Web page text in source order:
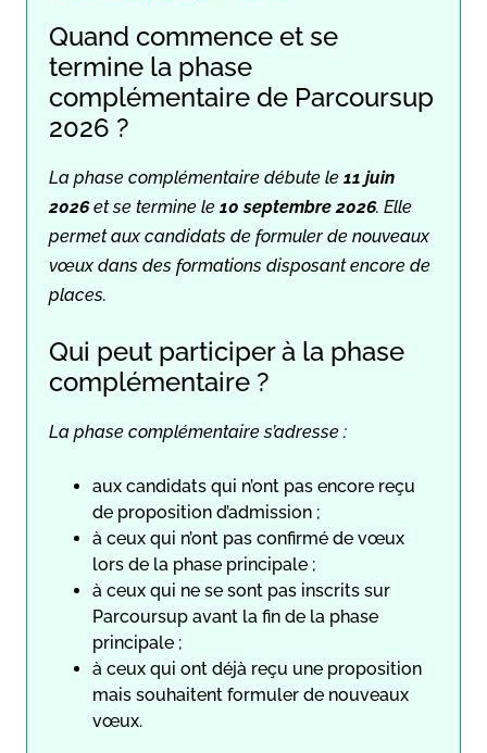
Quand commence et se
termine la phase
complémentaire de Parcoursup
2026 ?
La phase complémentaire débute le 11 juin
2026et se termine le 10 septembre 2026. Elle
permet aux candidats de formuler de nouveaux
vœux dans des formations disposant encore de
places.
Qui peut participer à la phase
complémentaire ?
La phase complémentaire s’adresse :
aux candidats qui n’ont pas encore reçu
de proposition d’admission ;
à ceux qui n’ont pas confirmé de vœux
lors de la phase principale ;
à ceux qui ne se sont pas inscrits sur
Parcoursup avant la fin de la phase
principale ;
à ceux qui ont déjà reçu une proposition
mais souhaitent formuler de nouveaux
vœux.